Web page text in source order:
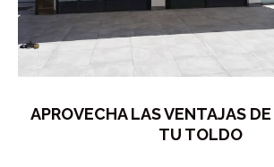
APROVECHA LAS VENTAJAS
TU TOLDO